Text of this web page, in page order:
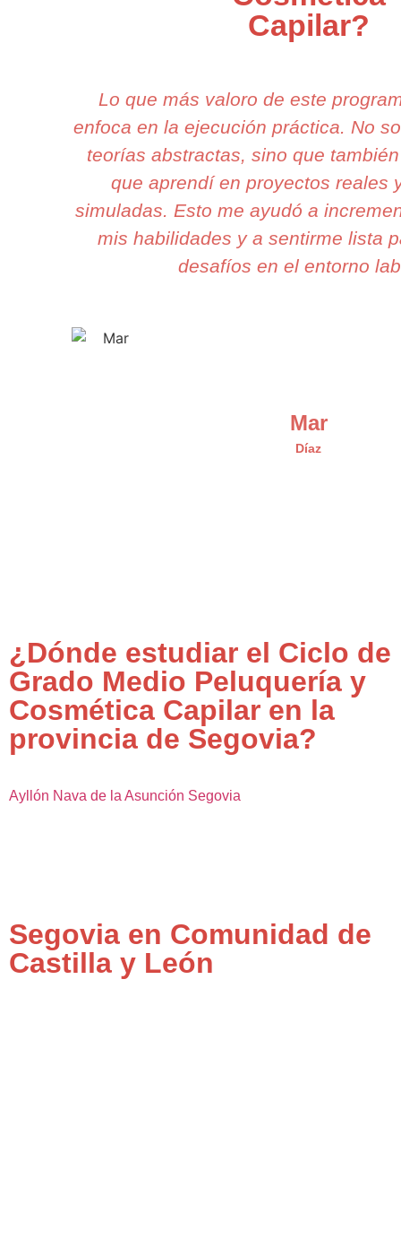
Capilar?
Lo que más valoro de este
enfoca en la ejecución práctica. No
teorías abstractas, sino que
que aprendí en proyectos reales
simuladas. Esto me ayudó a
mis habilidades y a sentirme lista
desafíos en el entorno
Mar
Díaz
¿Dónde estudiar el Ciclo de
Grado Medio Peluquería y
Cosmética Capilar en la
provincia de Segovia?
Ayllón Nava de la Asunción Segovia
Segovia en Comunidad de
Castilla y León